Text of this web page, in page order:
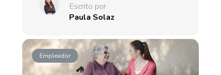
Escrito por
Paula Solaz
Empleador